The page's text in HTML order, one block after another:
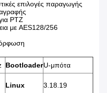
επιλογές παραγωγής
PTZ
με AES128/256
BootloaderU-μπότα
Linux 3.18.19